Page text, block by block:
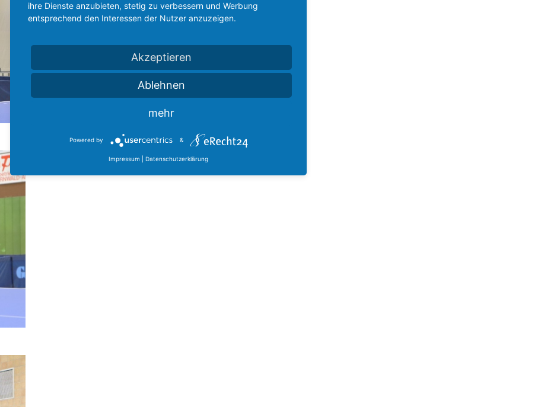
ihre Dienste anzubieten, stetig zu verbessern und Werbung
entsprechend den Interessen der Nutzer anzuzeigen.
Akzeptieren
Ablehnen
mehr
Powered by &
Impressum Datenschutzerklärung